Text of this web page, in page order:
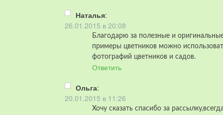
Наталья:
26.01.2015 в 20:08
Благодарю за полезные и
примеры цветников можно
фотографий цветников и садов.
Ответить
Ольга:
20.01.2015 в 11:26
Хочу сказать спасибо за